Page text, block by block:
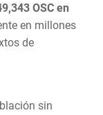
OSC en
en millones
de
sin